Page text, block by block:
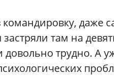
командировку,
там на
довольно трудно. А